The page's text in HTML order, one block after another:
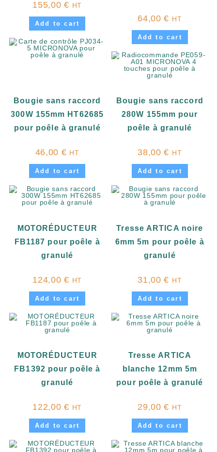
155,00€ HT
Add to cart
64,00€ HT
Add to cart
Bougie sans raccord
300W 155mm HT62685
pour poêle à granulé
46,00 € HT
Add to cart
Bougie sans raccord
280W 155mm pour
poêle à granulé
38,00€ HT
Add to cart
MOTORÉDUCTEUR
FB1187 pour poêle à
granulé
124,00€ HT
Add to cart
Tresse ARTICA noire
6mm 5m pour poêle à
granulé
31,00€ HT
Add to cart
MOTORÉDUCTEUR
FB1392 pour poêle à
granulé
122,00€ HT
Add to cart
Tresse ARTICA
blanche 12mm 5m
pour poêle à granulé
29,00€ HT
Add to cart